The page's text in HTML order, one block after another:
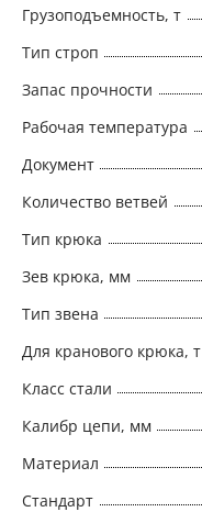
Грузоподъемность, т
Тип строп
Запас прочности
Рабочая температура
Документ
Количество ветвей
Тип крюка
Зев крюка, мм
Тип звена
Для кранового крюка, т
Класс стали
Калибр цепи, мм
Материал
Стандарт